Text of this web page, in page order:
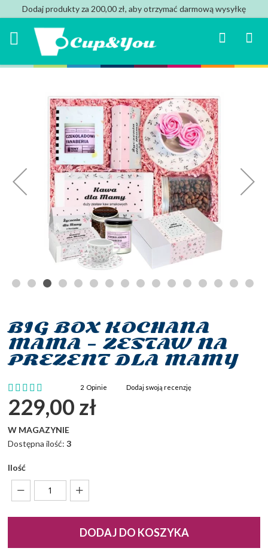
Dodaj produkty za 200,00 zł, aby otrzymać darmową wysyłkę
Mój
Search
BIG BOX KOCHANA
MAMA – ZESTAW NA
PREZENT DLA MAMY
Ocena:
100
% of100
2 Opinie Dodaj swoją recenzję
229,00 zł
W MAGAZYNIE
Dostępna ilość:3
Ilość
DODAJ DO KOSZYKA
Przejdź
na
początek
galerii